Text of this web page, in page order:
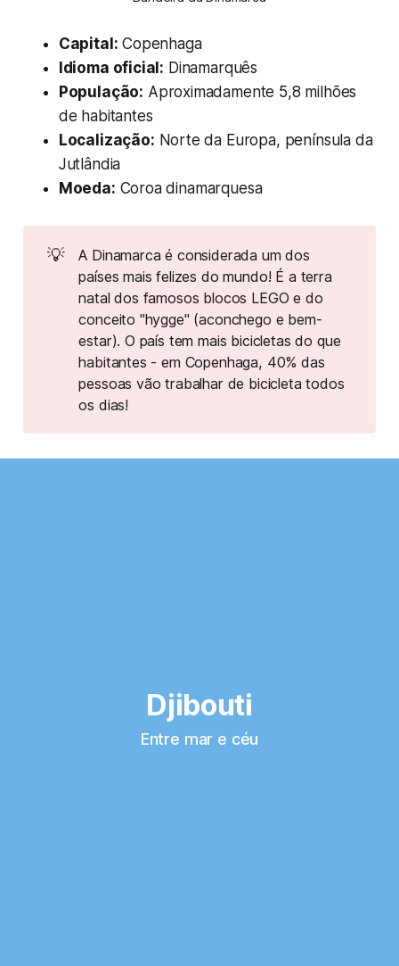
Capital: Copenhaga
Idioma oficial: Dinamarquês
População: Aproximadamente 5,8 milhões
de habitantes
Localização: Norte da Europa, península da
Jutlândia
Moeda: Coroa dinamarquesa
💡
A Dinamarca é considerada um dos
países mais felizes do mundo! É a terra
natal dos famosos blocos LEGO e do
conceito "hygge" (aconchego e bem-
estar). O país tem mais bicicletas do que
habitantes - em Copenhaga, 40% das
pessoas vão trabalhar de bicicleta todos
os dias!
Djibouti
Entre mar e céu